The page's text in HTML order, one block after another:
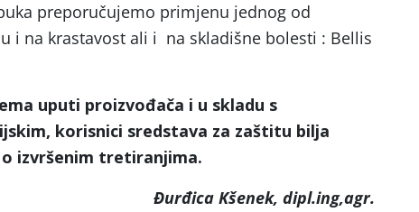
preporučujemo primjenu jednog od
i na krastavost ali i na skladišne bolesti : Bellis
uputi proizvođača i u skladu s
korisnici sredstava za zaštitu bilja
izvršenim tretiranjima.
Đurđica Kšenek, dipl.ing,agr.